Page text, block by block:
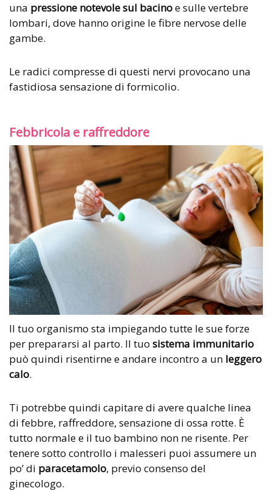
una pressione notevole sul bacinoe sulle vertebre
lombari, dove hanno origine le fibre nervose delle
gambe.
Le radici compresse di questi nervi provocano una
fastidiosa sensazione di formicolio.
Febbricola e raffreddore
Il tuo organismo sta impiegando tutte le sue forze
per prepararsi al parto. Il tuo sistema immunitario
può quindi risentirne e andare incontro a un leggero
calo.
Ti potrebbe quindi capitare di avere qualche linea
di febbre, raffreddore, sensazione di ossa rotte. È
tutto normale e il tuo bambino non ne risente. Per
tenere sotto controllo i malesseri puoi assumere un
po’ di paracetamolo, previo consenso del
ginecologo.